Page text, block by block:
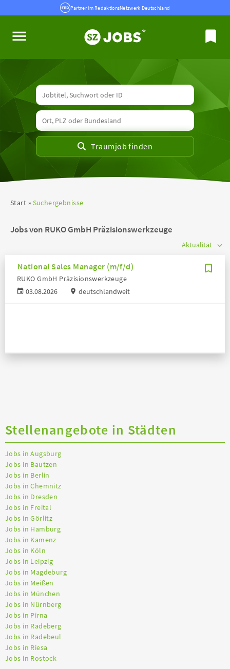
Partner im RedaktionsNetzwerk Deutschland
Start Suchergebnisse
Jobs von RUKO GmbH Präzisionswerkzeuge
National Sales Manager (m/f/d)
03.08.2026
RUKO GmbH Präzisionswerkzeuge
deutschlandweit
Stellenangebote in Städten
Jobs in Augsburg
Jobs in Bautzen
Jobs in Berlin
Jobs in Chemnitz
Jobs in Dresden
Jobs in Freital
Jobs in Görlitz
Jobs in Hamburg
Jobs in Kamenz
Jobs in Köln
Jobs in Leipzig
Jobs in Magdeburg
Jobs in Meißen
Jobs in München
Jobs in Nürnberg
Jobs in Pirna
Jobs in Radeberg
Jobs in Radebeul
Jobs in Riesa
Jobs in Rostock